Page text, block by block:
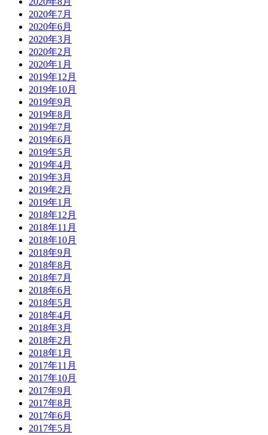
2020年7月
2020年6月
2020年3月
2020年2月
2020年1月
2019年12月
2019年10月
2019年9月
2019年8月
2019年7月
2019年6月
2019年5月
2019年4月
2019年3月
2019年2月
2019年1月
2018年12月
2018年11月
2018年10月
2018年9月
2018年8月
2018年7月
2018年6月
2018年5月
2018年4月
2018年3月
2018年2月
2018年1月
2017年11月
2017年10月
2017年9月
2017年8月
2017年6月
2017年5月